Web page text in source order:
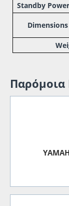
Standby
Παρόμοια